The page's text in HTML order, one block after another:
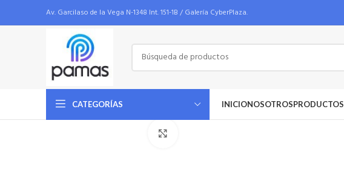
Av. Garcilaso de la Vega N-1348 Int. 151-1B / Galería CyberPlaza.
CATEGORÍAS INICIONOSOTROSPRODUCTOS